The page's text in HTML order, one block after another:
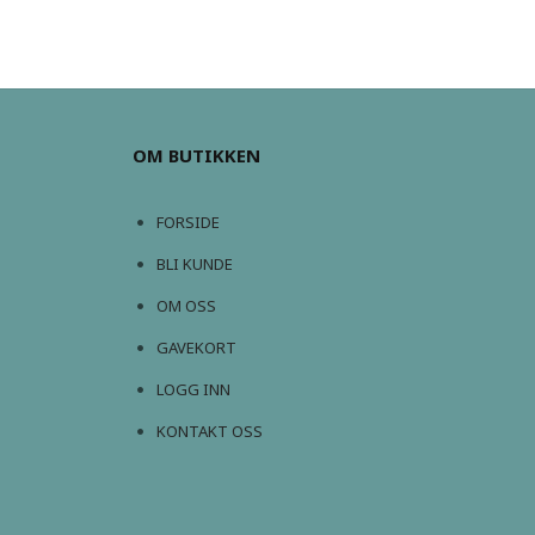
OM BUTIKKEN
FORSIDE
BLI KUNDE
OM OSS
GAVEKORT
LOGG INN
KONTAKT OSS